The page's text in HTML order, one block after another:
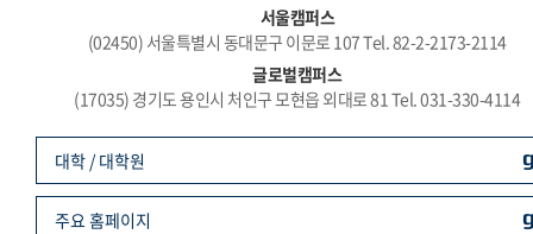
서울캠퍼스
(02450) 서울특별시 동대문구 이문로 107 Tel. 82-2-2173-2114
글로벌캠퍼스
(17035) 경기도 용인시 처인구 모현읍 외대로 81 Tel. 031-330-4114
대학 / 대학원
주요 홈페이지